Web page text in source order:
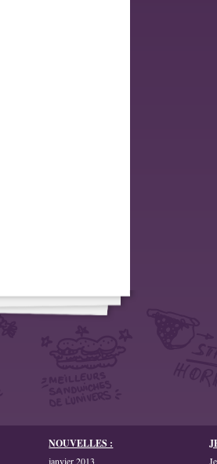
NOUVELLES :
janvier 2013